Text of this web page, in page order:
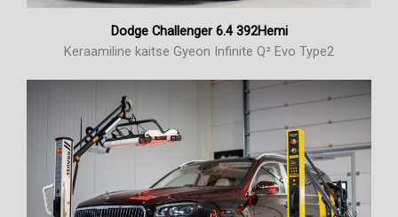
Dodge Challenger 6.4 392Hemi
Keraamiline kaitse Gyeon Infinite Q² Evo Type2